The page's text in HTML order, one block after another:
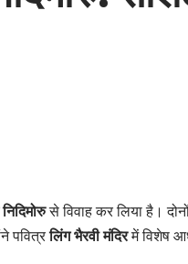
से विवाह कर लिया है।
पवित्रलिंग भैरवी मंदिरमें विशेष